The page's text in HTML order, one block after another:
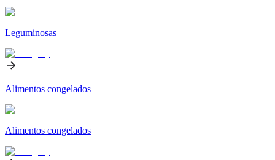
Leguminosas
Alimentos congelados
Alimentos congelados